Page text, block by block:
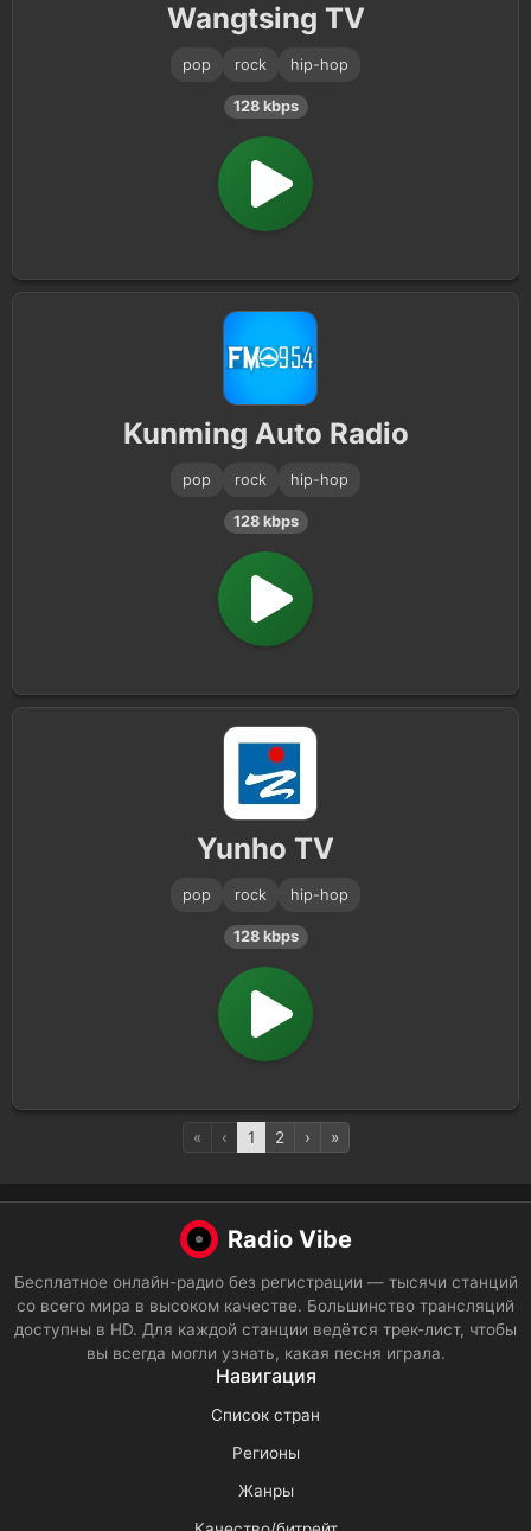
Wangtsing TV
pop rock hip-hop
128 kbps
Kunming Auto Radio
pop rock hip-hop
128 kbps
Yunho TV
pop rock hip-hop
128 kbps
« ‹ 1 2 › »
Radio Vibe
Бесплатное онлайн-радио без регистрации — тысячи станций
со всего мира в высоком качестве. Большинство трансляций
доступны в HD. Для каждой станции ведётся трек-лист, чтобы
вы всегда могли узнать, какая песня играла.
Навигация
Список стран
Регионы
Жанры